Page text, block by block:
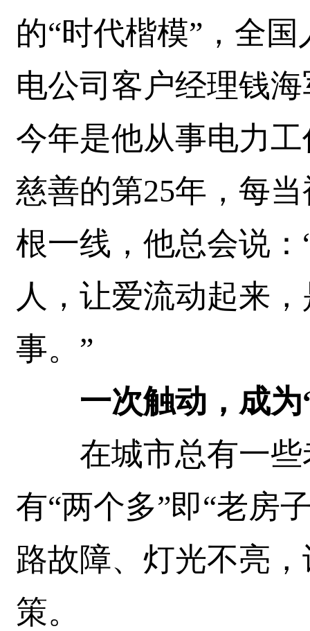
的“时代楷模”，全
电公司客户经理钱
今年是他从事电力
慈善的第25年，每
根一线，他总会说
人，让爱流动起来
事。”
一次触动，成
在城市总有一些
有“两个多”即“老房
路故障、灯光不亮
策。